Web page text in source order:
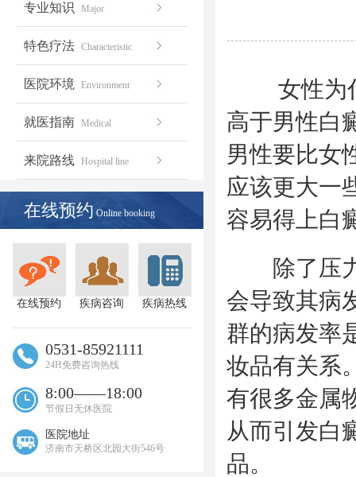
专业知识 Major
特色疗法 Characteristic
医院环境 Environment
就医指南 Medical
来院路线 Hospital line
在线预约 Online booking
在线预约 疾病咨询 疾病热线
0531-85921111
24H免费咨询热线
8:00——18:00
节假日无休医院
医院地址
济南市天桥区北园大街546号
女性为什
高于男性白
男性要比女
应该更大一
容易得上白
除了压力
会导致其病
群的病发率
妆品有关系
有很多金属
从而引发白
品。